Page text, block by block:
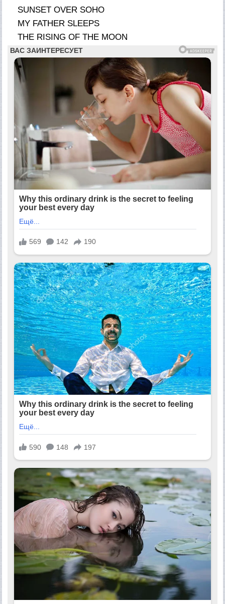
SUNSET OVER SOHO
MY FATHER SLEEPS
THE RISING OF THE MOON